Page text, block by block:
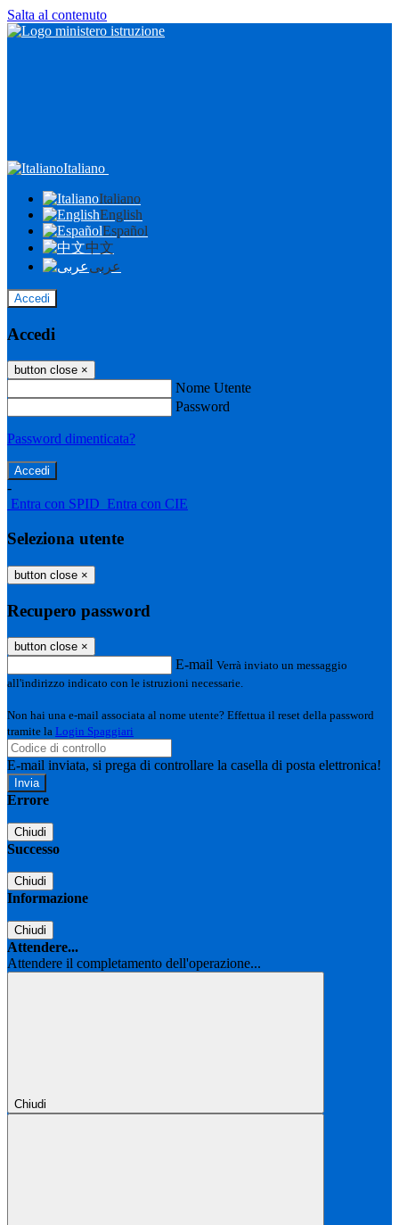
Salta al contenuto
Italiano
Italiano
English
Español
中文
عربى
Accedi
Accedi
button close ×
Nome Utente
Password
Password dimenticata?
-
Entra con SPID Entra con CIE
Seleziona utente
button close ×
Recupero password
button close ×
E-mail Verrà inviato un messaggio
all'indirizzo indicato con le istruzioni necessarie.
Non hai una e-mail associata al nome utente? Effettua il reset della password
tramite la Login Spaggiari
E-mail inviata, si prega di controllare la casella di posta elettronica!
Errore
Chiudi
Successo
Chiudi
Informazione
Chiudi
Attendere...
Attendere il completamento dell'operazione...
Chiudi